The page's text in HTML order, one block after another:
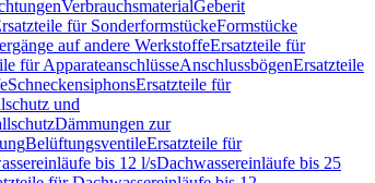
VerbrauchsmaterialGeberit
für SonderformstückeFormstücke
auf andere WerkstoffeErsatzteile für
für ApparateanschlüsseAnschlussbögenErsatzteile
SchneckensiphonsErsatzteile für
und
Dämmungen zur
BelüftungsventileErsatzteile für
bis 12 l/sDachwassereinläufe bis 25